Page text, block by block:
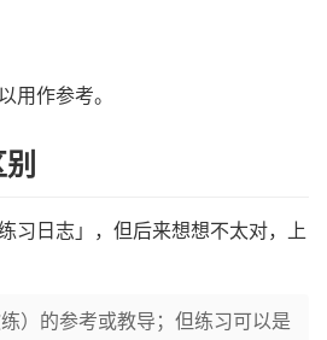
用作参考。
习日志」，但后来想想不太对，上
）的参考或教导；但练习可以是